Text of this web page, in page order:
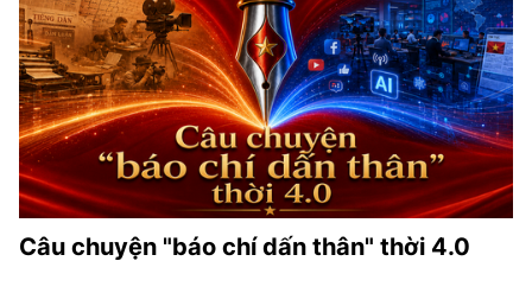
Câu chuyện "báo chí dấn thân" thời 4.0